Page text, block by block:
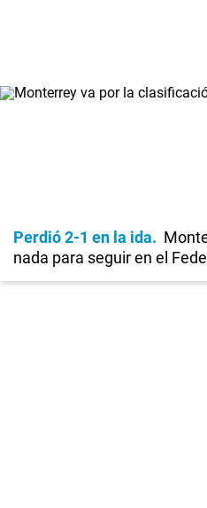
Perdió 2-1 en la ida
nada para seguir en el